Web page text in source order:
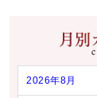
2026年8月